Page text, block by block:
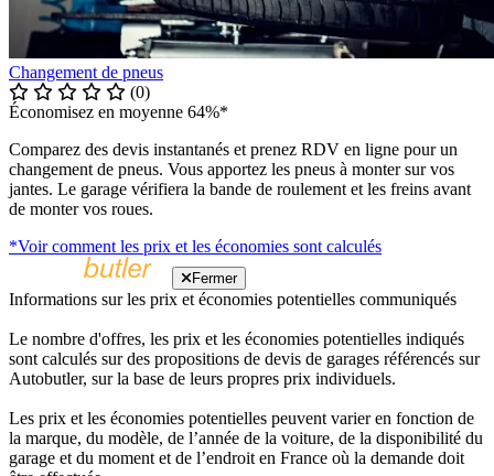
Changement de pneus
(0)
Économisez en moyenne 64%*
Comparez des devis instantanés et prenez RDV en ligne pour un
changement de pneus. Vous apportez les pneus à monter sur vos
jantes. Le garage vérifiera la bande de roulement et les freins avant
de monter vos roues.
*Voir comment les prix et les économies sont calculés
Fermer
Informations sur les prix et économies potentielles communiqués
Le nombre d'offres, les prix et les économies potentielles indiqués
sont calculés sur des propositions de devis de garages référencés sur
Autobutler, sur la base de leurs propres prix individuels.
Les prix et les économies potentielles peuvent varier en fonction de
la marque, du modèle, de l’année de la voiture, de la disponibilité du
garage et du moment et de l’endroit en France où la demande doit